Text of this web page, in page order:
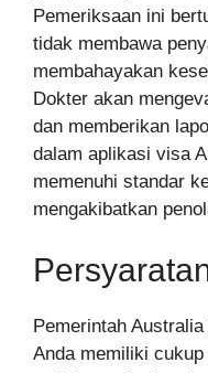
Pemeriksaan ini
tidak membawa
membahayakan
Dokter akan
dan memberikan
dalam aplikasi visa
memenuhi standar
mengakibatkan
Pemerintah
Anda memiliki